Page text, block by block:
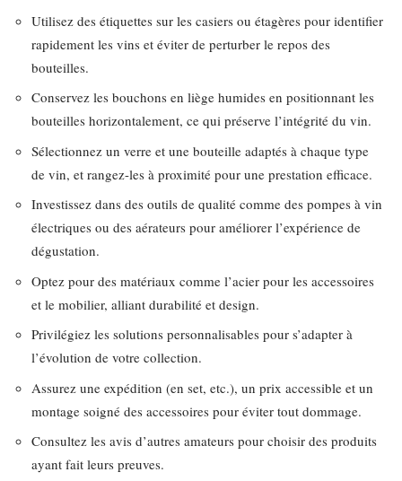
Utilisez des étiquettes sur les casiers ou étagères pour identifier
rapidement les vins et éviter de perturber le repos des
bouteilles.
Conservez les bouchons en liège humides en positionnant les
bouteilles horizontalement, ce qui préserve l’intégrité du vin.
Sélectionnez un verre et une bouteille adaptés à chaque type
de vin, et rangez-les à proximité pour une prestation efficace.
Investissez dans des outils de qualité comme des pompes à vin
électriques ou des aérateurs pour améliorer l’expérience de
dégustation.
Optez pour des matériaux comme l’acier pour les accessoires
et le mobilier, alliant durabilité et design.
Privilégiez les solutions personnalisables pour s’adapter à
l’évolution de votre collection.
Assurez une expédition (en set, etc.), un prix accessible et un
montage soigné des accessoires pour éviter tout dommage.
Consultez les avis d’autres amateurs pour choisir des produits
ayant fait leurs preuves.